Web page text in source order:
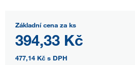
Základní cena za ks
394,33 Kč
477,14 Kč s DPH